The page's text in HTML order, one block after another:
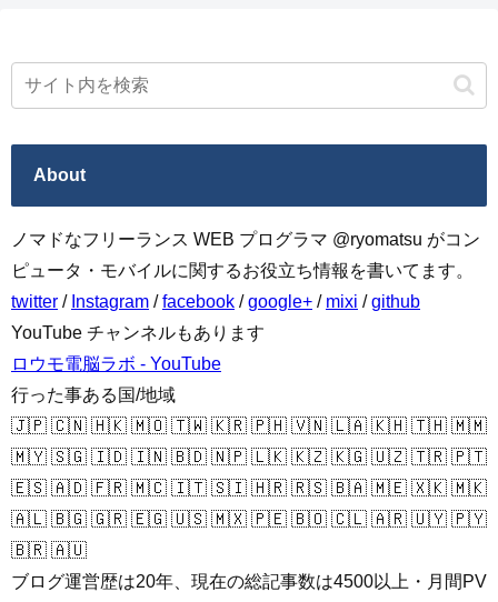
About
ノマドなフリーランス WEB プログラマ @ryomatsu がコン
ピュータ・モバイルに関するお役立ち情報を書いてます。
twitter / Instagram /facebook /google+ / mixi /github
YouTube チャンネルもあります
ロウモ電脳ラボ - YouTube
行った事ある国/地域
🇯🇵 🇨🇳 🇭🇰 🇲🇴 🇹🇼 🇰🇷 🇵🇭 🇻🇳 🇱🇦 🇰🇭 🇹🇭 🇲🇲
🇲🇾 🇸🇬 🇮🇩 🇮🇳 🇧🇩 🇳🇵 🇱🇰 🇰🇿 🇰🇬 🇺🇿 🇹🇷 🇵🇹
🇪🇸 🇦🇩 🇫🇷 🇲🇨 🇮🇹 🇸🇮 🇭🇷 🇷🇸 🇧🇦 🇲🇪 🇽🇰 🇲🇰
🇦🇱 🇧🇬 🇬🇷 🇪🇬 🇺🇸 🇲🇽 🇵🇪 🇧🇴 🇨🇱 🇦🇷 🇺🇾 🇵🇾
🇧🇷 🇦🇺
ブログ運営歴は20年、現在の総記事数は4500以上・月間PV